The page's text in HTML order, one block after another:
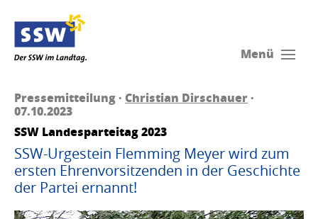
Menü
Pressemitteilung · Christian Dirschauer·
07.10.2023
SSW Landesparteitag 2023
SSW-Urgestein Flemming Meyer wird zum
ersten Ehrenvorsitzenden in der Geschichte
der Partei ernannt!